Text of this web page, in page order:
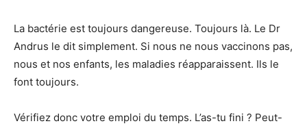
La bactérie est toujours dangereuse. Toujours là. Le Dr
Andrus le dit simplement. Si nous ne nous vaccinons pas,
nous et nos enfants, les maladies réapparaissent. Ils le
font toujours.
Vérifiez donc votre emploi du temps. L’as-tu fini ? Peut-